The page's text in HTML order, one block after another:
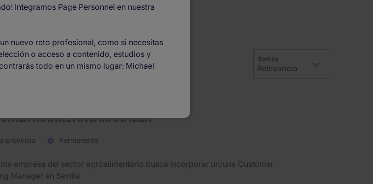
de
Sort by
Relevancia
MARKETING MANAGER
provincia Permanente
empresa del sector agroalimentario busca incorporar un/una Customer
Manager en Sevilla
Integramos Page Personnel en nuestra
nuevo reto profesional, como si necesitas
o acceso a contenido, estudios y
todo en un mismo lugar: Michael